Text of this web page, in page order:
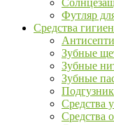
Футляр
Средства
Зубные
Зубные
Зубные
Средства
Средства